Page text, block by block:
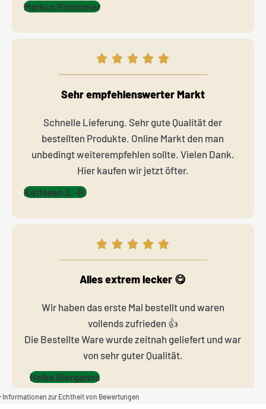
Markus Rottmeier
Sehr empfehlenswerter Markt
Schnelle Lieferung. Sehr gute Qualität der
bestellten Produkte. Online Markt den man
unbedingt weiterempfehlen sollte. Vielen Dank.
Hier kaufen wir jetzt öfter.
Kathleen S.-R.
Alles extrem lecker 😋
Wir haben das erste Mal bestellt und waren
vollends zufrieden 👍
Die Bestellte Ware wurde zeitnah geliefert und war
von sehr guter Qualität.
Heike Bierganns
Informationen zur Echtheit von Bewertungen